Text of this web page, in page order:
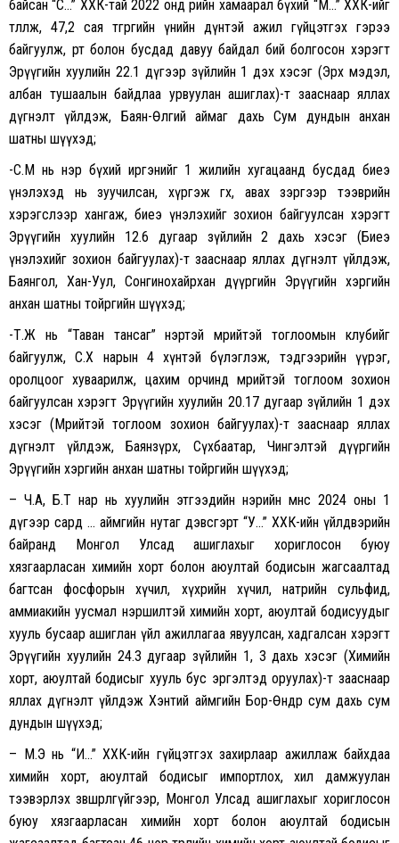
байсан “С…” ХХК-тай 2022 онд өөрийн хамаарал бүхий “М…” ХХК-ийг
төлөөлж, 47,2 сая төгрөгийн үнийн дүнтэй ажил гүйцэтгэх гэрээ
байгуулж, өөртөө болон бусдад давуу байдал бий болгосон хэрэгт
Эрүүгийн хуулийн 22.1 дүгээр зүйлийн 1 дэх хэсэг (Эрх мэдэл,
албан тушаалын байдлаа урвуулан ашиглах)-т зааснаар яллах
дүгнэлт үйлдэж, Баян-Өлгий аймаг дахь Сум дундын анхан
шатны шүүхэд;
-С.М нь нэр бүхий иргэнийг 1 жилийн хугацаанд бусдад биеэ
үнэлэхэд нь зуучилсан, хүргэж өгөх, авах зэргээр тээврийн
хэрэгслээр хангаж, биеэ үнэлэхийг зохион байгуулсан хэрэгт
Эрүүгийн хуулийн 12.6 дугаар зүйлийн 2 дахь хэсэг (Биеэ
үнэлэхийг зохион байгуулах)-т зааснаар яллах дүгнэлт үйлдэж,
Баянгол, Хан-Уул, Сонгинохайрхан дүүргийн Эрүүгийн хэргийн
анхан шатны тойргийн шүүхэд;
-Т.Ж нь “Таван тансаг” нэртэй мөрийтэй тоглоомын клубийг
байгуулж, С.Х нарын 4 хүнтэй бүлэглэж, тэдгээрийн үүрэг,
оролцоог хуваарилж, цахим орчинд мөрийтэй тоглоом зохион
байгуулсан хэрэгт Эрүүгийн хуулийн 20.17 дугаар зүйлийн 1 дэх
хэсэг (Мөрийтэй тоглоом зохион байгуулах)-т зааснаар яллах
дүгнэлт үйлдэж, Баянзүрх, Сүхбаатар, Чингэлтэй дүүргийн
Эрүүгийн хэргийн анхан шатны тойргийн шүүхэд;
– Ч.А, Б.Т нар нь хуулийн этгээдийн нэрийн өмнөөс 2024 оны 1
дүгээр сард … аймгийн нутаг дэвсгэрт “У…” ХХК-ийн үйлдвэрийн
байранд Монгол Улсад ашиглахыг хориглосон буюу
хязгаарласан химийн хорт болон аюултай бодисын жагсаалтад
багтсан фосфорын хүчил, хүхрийн хүчил, натрийн сульфид,
аммиакийн уусмал нэршилтэй химийн хорт, аюултай бодисуудыг
хууль бусаар ашиглан үйл ажиллагаа явуулсан, хадгалсан хэрэгт
Эрүүгийн хуулийн 24.3 дугаар зүйлийн 1, 3 дахь хэсэг (Химийн
хорт, аюултай бодисыг хууль бус эргэлтэд оруулах)-т зааснаар
яллах дүгнэлт үйлдэж Хэнтий аймгийн Бор-Өндөр сум дахь сум
дундын шүүхэд;
– М.Э нь “И…” ХХК-ийн гүйцэтгэх захирлаар ажиллаж байхдаа
химийн хорт, аюултай бодисыг импортлох, хил дамжуулан
тээвэрлэх зөвшөөрөлгүйгээр, Монгол Улсад ашиглахыг хориглосон
буюу хязгаарласан химийн хорт болон аюултай бодисын